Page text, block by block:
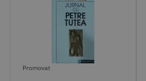
Promovat